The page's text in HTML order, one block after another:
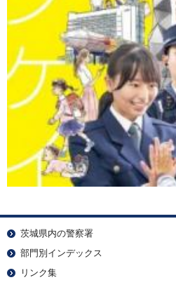
茨城県内の警察署
部門別インデックス
リンク集